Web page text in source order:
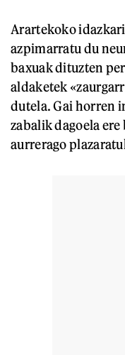
Arartekoko
azpimarratu du
baxuak dituzten
aldaketek
dutela. Gai horren
zabalik dagoela
aurrerago